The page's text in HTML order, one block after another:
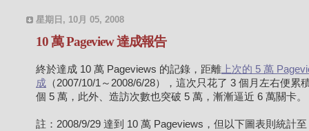
星期日, 10月 05, 2008
10 萬 Pageview 達成報告
終於達成 10 萬 Pageviews 的記錄，距離上次的 5 萬
成 （2007/10/1～2008/6/28），這次只花了 3 個月左右便累
個 5 萬，此外、造訪次數也突破 5 萬，漸漸逼近 6 萬關卡。
註：2008/9/29 達到 10 萬 Pageviews，但以下圖表則統計至